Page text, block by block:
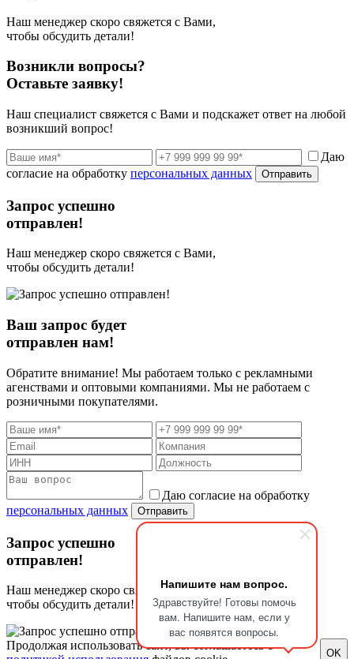
Напишите нам вопрос.
Здравствуйте! Готовы помочь
вам. Напишите нам, если у
вас появятся вопросы.
Наш менеджер скоро свяжется с Вами,
чтобы обсудить детали!
Возникли вопросы?
Оставьте заявку!
Наш специалист свяжется с Вами и подскажет ответ на любой
возникший вопрос!
Даю
согласие на обработку персональных данных Отправить
Запрос успешно
отправлен!
Наш менеджер скоро свяжется с Вами,
чтобы обсудить детали!
Ваш запрос будет
отправлен нам!
Обратите внимание! Мы работаем только с рекламными
агенствами и оптовыми компаниями. Мы не работаем с
розничными покупателями.
Даю согласие на обработку
персональных данных
Отправить
Запрос успешно
отправлен!
Наш менеджер скоро свяжется с Вами,
чтобы обсудить детали!
Продолжая использовать сайт, вы соглашаетесь с
OK